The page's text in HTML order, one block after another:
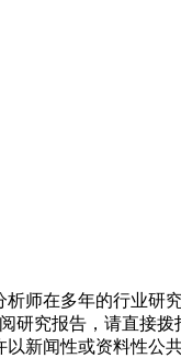
师在多年的行业
究报告，请直接拨
新闻性或资料性